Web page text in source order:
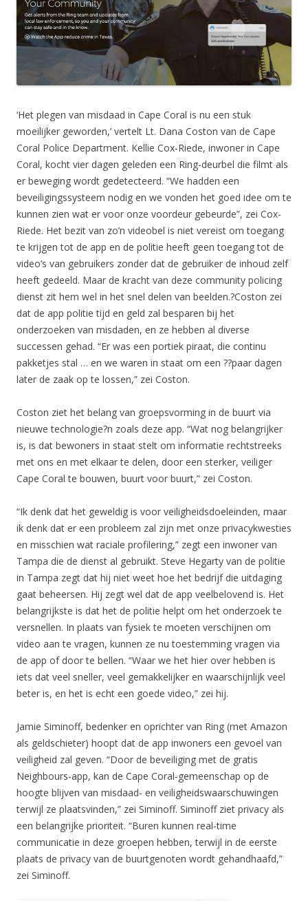
‘Het plegen van misdaad in Cape Coral is nu een stuk
moeilijker geworden,’ vertelt Lt. Dana Coston van de Cape
Coral Police Department. Kellie Cox-Riede, inwoner in Cape
Coral, kocht vier dagen geleden een Ring-deurbel die filmt als
er beweging wordt gedetecteerd. “We hadden een
beveiligingssysteem nodig en we vonden het goed idee om te
kunnen zien wat er voor onze voordeur gebeurde”, zei Cox-
Riede. Het bezit van zo’n videobel is niet vereist om toegang
te krijgen tot de app en de politie heeft geen toegang tot de
video’s van gebruikers zonder dat de gebruiker de inhoud zelf
heeft gedeeld. Maar de kracht van deze community policing
dienst zit hem wel in het snel delen van beelden.?Coston zei
dat de app politie tijd en geld zal besparen bij het
onderzoeken van misdaden, en ze hebben al diverse
successen gehad. “Er was een portiek piraat, die continu
pakketjes stal … en we waren in staat om een ??paar dagen
later de zaak op te lossen,” zei Coston.
Coston ziet het belang van groepsvorming in de buurt via
nieuwe technologie?n zoals deze app. “Wat nog belangrijker
is, is dat bewoners in staat stelt om informatie rechtstreeks
met ons en met elkaar te delen, door een sterker, veiliger
Cape Coral te bouwen, buurt voor buurt,” zei Coston.
“Ik denk dat het geweldig is voor veiligheidsdoeleinden, maar
ik denk dat er een probleem zal zijn met onze privacykwesties
en misschien wat raciale profilering,” zegt een inwoner van
Tampa die de dienst al gebruikt. Steve Hegarty van de politie
in Tampa zegt dat hij niet weet hoe het bedrijf die uitdaging
gaat beheersen. Hij zegt wel dat de app veelbelovend is. Het
belangrijkste is dat het de politie helpt om het onderzoek te
versnellen. In plaats van fysiek te moeten verschijnen om
video aan te vragen, kunnen ze nu toestemming vragen via
de app of door te bellen. “Waar we het hier over hebben is
iets dat veel sneller, veel gemakkelijker en waarschijnlijk veel
beter is, en het is echt een goede video,” zei hij.
Jamie Siminoff, bedenker en oprichter van Ring (met Amazon
als geldschieter) hoopt dat de app inwoners een gevoel van
veiligheid zal geven. “Door de beveiliging met de gratis
Neighbours-app, kan de Cape Coral-gemeenschap op de
hoogte blijven van misdaad- en veiligheidswaarschuwingen
terwijl ze plaatsvinden,” zei Siminoff. Siminoff ziet privacy als
een belangrijke prioriteit. “Buren kunnen real-time
communicatie in deze groepen hebben, terwijl in de eerste
plaats de privacy van de buurtgenoten wordt gehandhaafd,”
zei Siminoff.